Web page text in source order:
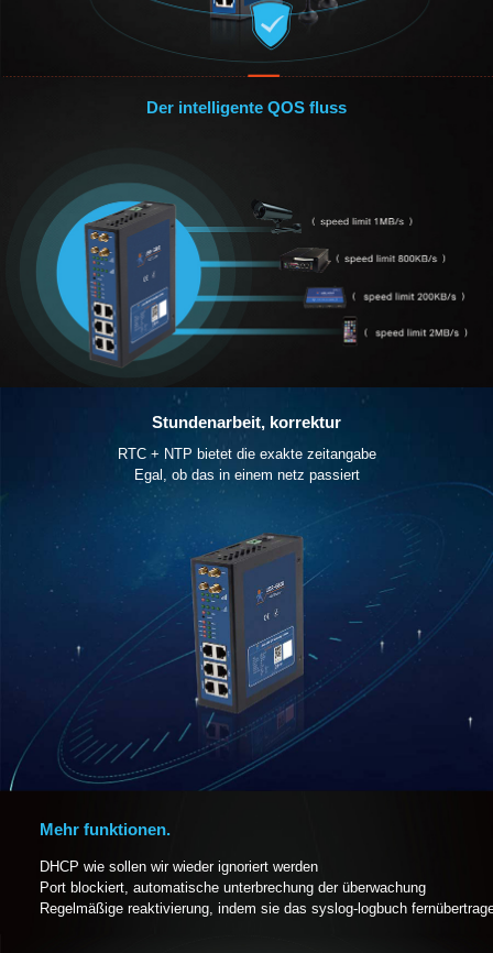
Der intelligente QOS fluss
Stundenarbeit, korrektur
RTC + NTP bietet die exakte zeitangabe
Egal, ob das in einem netz passiert
Mehr funktionen.
DHCP wie sollen wir wieder ignoriert werden
Port blockiert, automatische unterbrechung der überwachung
Regelmäßige reaktivierung, indem sie das syslog-logbuch